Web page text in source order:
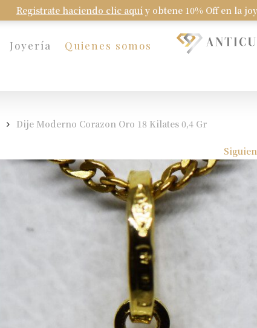
Registrate haciendo clic aquí y obtene 10% Off en la
Joyería Quienes somos
Dije Moderno Corazon Oro 18 Kilates 0,4 Gr